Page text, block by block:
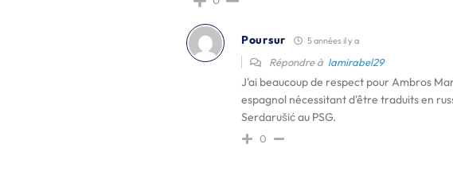
Poursur 5 années il y a
Répondre à lamirabel29
J'ai beaucoup de respect pour Ambros
espagnol nécessitant d'être traduits en
Serdarušić au PSG.
0